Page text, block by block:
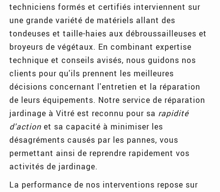
techniciens formés et certifiés interviennent sur
une grande variété de matériels allant des
tondeuses et taille-haies aux débroussailleuses et
broyeurs de végétaux. En combinant expertise
technique et conseils avisés, nous guidons nos
clients pour qu'ils prennent les meilleures
décisions concernant l'entretien et la réparation
de leurs équipements. Notre service de réparation
jardinage à Vitré est reconnu pour sa rapidité
d'action et sa capacité à minimiser les
désagréments causés par les pannes, vous
permettant ainsi de reprendre rapidement vos
activités de jardinage.
La performance de nos interventions repose sur